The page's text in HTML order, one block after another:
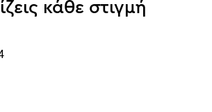
κάθε στιγμή